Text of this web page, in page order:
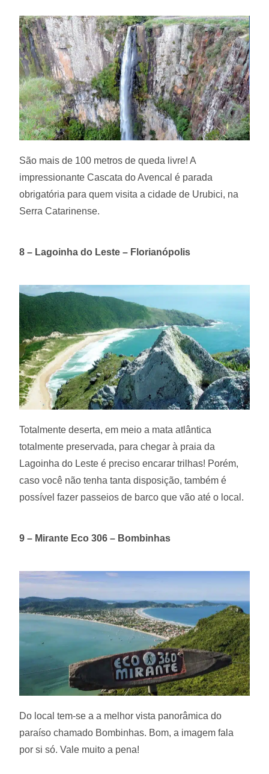
São mais de 100 metros de queda livre! A
impressionante Cascata do Avencal é parada
obrigatória para quem visita a cidade de Urubici, na
Serra Catarinense.
8 – Lagoinha do Leste – Florianópolis
Totalmente deserta, em meio a mata atlântica
totalmente preservada, para chegar à praia da
Lagoinha do Leste é preciso encarar trilhas! Porém,
caso você não tenha tanta disposição, também é
possível fazer passeios de barco que vão até o local.
9 – Mirante Eco 306 – Bombinhas
Do local tem-se a a melhor vista panorâmica do
paraíso chamado Bombinhas. Bom, a imagem fala
por si só. Vale muito a pena!